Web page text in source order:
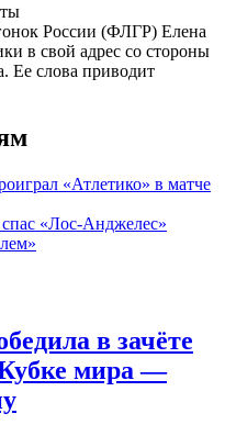
России (ФЛГР) Елена
в свой адрес со стороны
Ее слова приводит
«Атлетико» в матче
«Лос-Анджелес»
в зачёте
мира —